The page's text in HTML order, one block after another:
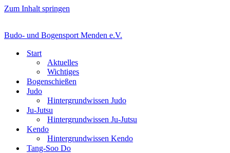
Zum Inhalt springen
Budo- und Bogensport Menden e.V.
Start
Aktuelles
Wichtiges
Bogenschießen
Judo
Hintergrundwissen Judo
Ju-Jutsu
Hintergrundwissen Ju-Jutsu
Kendo
Hintergrundwissen Kendo
Tang-Soo Do